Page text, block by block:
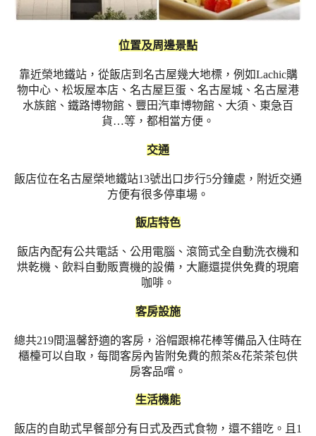
位置及周邊景點
靠近榮地鐵站，從飯店到名古屋幾大地標，例如Lachic購
物中心、松坂屋本店、名古屋巨蛋、名古屋城、名古屋港
水族館、鐵路博物館、豐田汽車博物館、大須、東急百
貨…等，都相當方便。
交通
飯店位在名古屋榮地鐵站13號出口步行5分鐘處，附近交通
方便有很多停車場。
飯店特色
飯店內配有公共電話、公用電腦、滾筒式全自動洗衣機和
烘乾機、飲料自動販賣機的設備，大廳還提供免費的現磨
咖啡。
客房設施
總共219間溫馨舒適的客房，浴帽跟棉花棒等備品入住時在
櫃檯可以自取，每間客房內皆附免費的煎茶&花茶茶包供
房客品嚐。
生活機能
飯店的自助式早餐部分有日式及西式食物，還不錯吃。且1